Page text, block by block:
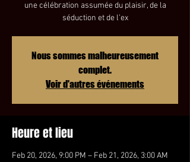
une célébration assumée du plaisir, de la
séduction et de l’ex
Nous sommes malheureusement
complet.
Voir d'autres événements
Heure et lieu
Feb 20, 2026, 9:00 PM – Feb 21, 2026, 3:00 AM